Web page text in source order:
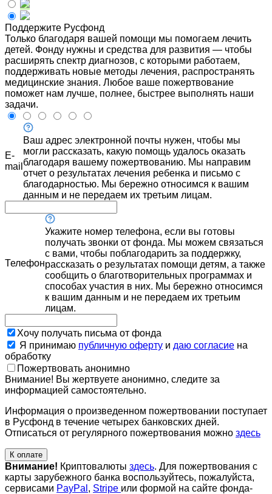
Поддержите Русфонд
Только благодаря вашей помощи мы помогаем лечить
детей. Фонду нужны и средства для развития — чтобы
расширять спектр диагнозов, с которыми работаем,
поддерживать новые методы лечения, распространять
медицинские знания. Любое ваше пожертвование
поможет нам лучше, полнее, быстрее выполнять наши
задачи.
E-
mail
Ваш адрес электронной почты нужен, чтобы мы
могли рассказать, какую помощь удалось оказать
благодаря вашему пожертвованию. Мы направим
отчет о результатах лечения ребенка и письмо с
благодарностью. Мы бережно относимся к вашим
данным и не передаем их третьим лицам.
Телефон
Укажите номер телефона, если вы готовы
получать звонки от фонда. Мы можем связаться
с вами, чтобы поблагодарить за поддержку,
рассказать о результатах помощи детям, а также
сообщить о благотворительных программах и
способах участия в них. Мы бережно относимся
к вашим данным и не передаем их третьим
лицам.
Хочу получать письма от фонда
Я принимаю публичную оферту и даю согласие на
обработку
Пожертвовать анонимно
Внимание! Вы жертвуете анонимно, следите за
информацией самостоятельно.
Информация о произведенном пожертвовании поступает
в Русфонд в течение четырех банковских дней.
Отписаться от регулярного пожертвования можно здесь
К оплате
Внимание! Криптовалюты здесь. Для пожертвования с
карты зарубежного банка воспользуйтесь, пожалуйста,
сервисами PayPal , Stripe или формой на сайте фонда-